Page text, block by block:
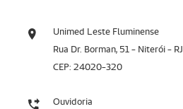
Unimed Leste Fluminense
Rua Dr. Borman, 51 - Niterói - RJ
CEP: 24020-320
Ouvidoria